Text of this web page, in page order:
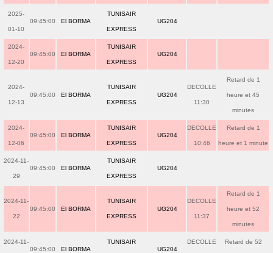
2025-
01-10
09:45:00 El BORMA
TUNISAIR
EXPRESS
UG204
2024-
12-20
09:45:00 El BORMA
TUNISAIR
EXPRESS
UG204
2024-
12-13
09:45:00 El BORMA
TUNISAIR
EXPRESS
UG204
DECOLLE
11:30
Retard de 1
heure et 45
minutes
2024-
12-06
09:45:00 El BORMA
TUNISAIR
EXPRESS
UG204
DECOLLE
10:46
Retard de 1
heure et 1 minute
2024-11-
29
09:45:00 El BORMA
TUNISAIR
EXPRESS
UG204
2024-11-
22
09:45:00 El BORMA
TUNISAIR
EXPRESS
UG204
DECOLLE
11:37
Retard de 1
heure et 52
minutes
2024-11-
09:45:00 El BORMA
TUNISAIR
UG204
DECOLLE Retard de 52